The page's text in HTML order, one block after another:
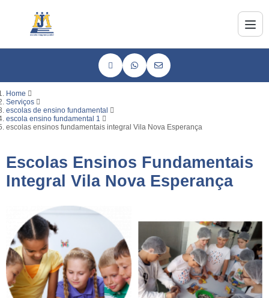
Home
Serviços
escolas de ensino fundamental
escola ensino fundamental 1
escolas ensinos fundamentais integral Vila Nova Esperança
Escolas Ensinos Fundamentais
Integral Vila Nova Esperança